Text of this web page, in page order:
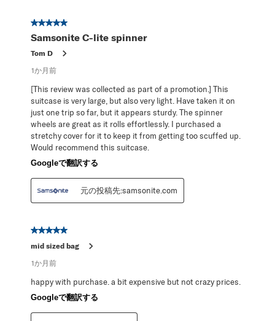
星5／5個です。
Samsonite C-lite spinner
Tom D
1か月前
[This review was collected as part of a promotion.] This
suitcase is very large, but also very light. Have taken it on
just one trip so far, but it appears sturdy. The spinner
wheels are great as it rolls effortlessly. I purchased a
stretchy cover for it to keep it from getting too scuffed up.
Would recommend this suitcase.
Googleで翻訳する
元の投稿先:samsonite.com
星5／5個です。
mid sized bag
1か月前
happy with purchase. a bit expensive but not crazy prices.
Googleで翻訳する